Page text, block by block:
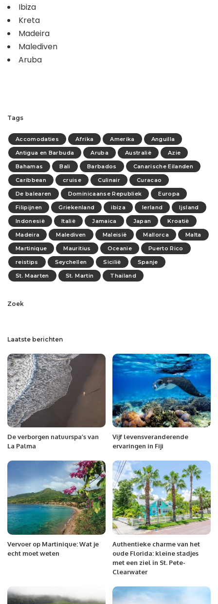
Ibiza
Kreta
Madeira
Malediven
Aruba
Tags
Accomodaties Afrika Amerika
Anguilla
Antigua en Barbuda
Aruba Australië
Azie
Bahamas
Bali Barbados
Canarische Eilanden
Caribbean
cruise Culinair
Curacao
De balearen
Dominicaanse Republiek
Europa
Filipijnen
Griekenland ibiza Ierland
Ijsland
Indonesië
Italië Jamaica Japan
Kroatië
Madeira
Malediven Maleisië Mallorca
Malta
Martinique
Mauritius Oceanie
Puerto Rico
reistips
Seychellen Sicilië
Spanje
St. Maarten
St. Martin Thailand
Zoek
Laatste berichten
De verborgen natuurspa’s van
La Palma
Vijf levensveranderende
ervaringen in Fiji
Vervoer op Martinique: Wat je
echt moet weten
Authentieke charme van het
oude Florida: kleine stadjes
met een ziel in St. Pete-
Clearwater